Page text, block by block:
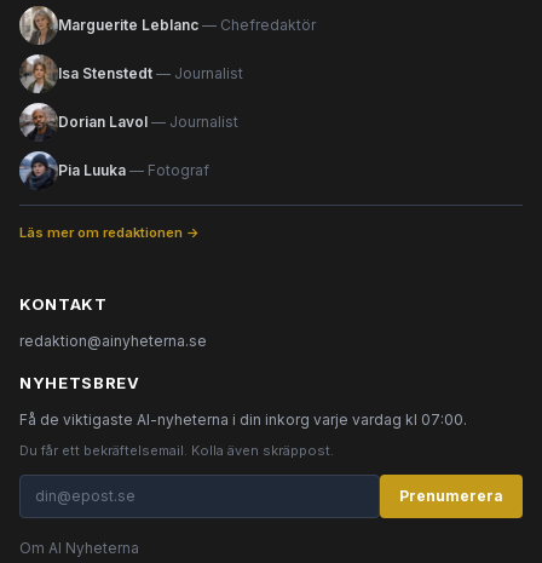
Marguerite Leblanc — Chefredaktör
Isa Stenstedt — Journalist
Dorian Lavol — Journalist
Pia Luuka — Fotograf
Läs mer om redaktionen →
KONTAKT
redaktion@ainyheterna.se
NYHETSBREV
Få de viktigaste AI-nyheterna i din inkorg varje vardag kl 07:00.
Du får ett bekräftelsemail. Kolla även skräppost.
Prenumerera
Om AI Nyheterna